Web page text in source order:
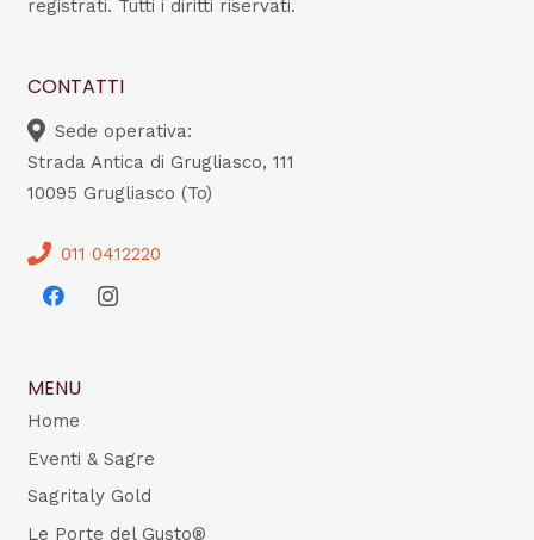
registrati. Tutti i diritti riservati.
CONTATTI
Sede operativa:
Strada Antica di Grugliasco, 111
10095 Grugliasco (To)
011 0412220
MENU
Home
Eventi & Sagre
Sagritaly Gold
Le Porte del Gusto®